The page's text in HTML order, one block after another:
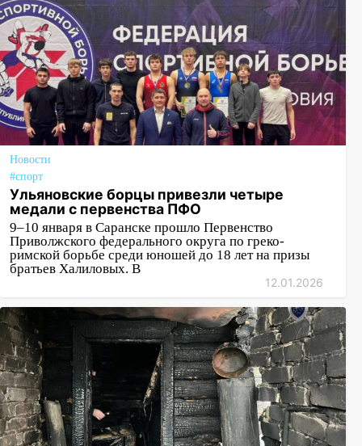
Новости
#спорт
Ульяновские борцы привезли четыре
медали с первенства ПФО
9–10 января в Саранске прошло Первенство
Приволжского федерального округа по греко-
римской борьбе среди юношей до 18 лет на призы
братьев Халиловых. В
12.01.2026